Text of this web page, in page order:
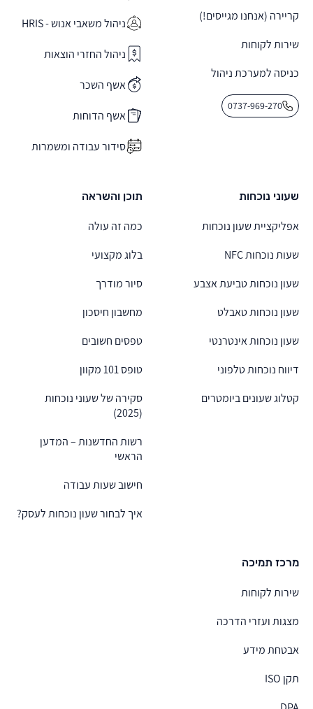
קריירה (אנחנו מגייסים!)
שירות לקוחות
כניסה למערכת ניהול
0737-969-270
ניהול משאבי אנוש - HRIS
ניהול החזרי הוצאות
אשף השכר
אשף הדוחות
סידור עבודה ומשמרות
שעוני נוכחות
אפליקציית שעון נוכחות
שעות נוכחות NFC
שעון נוכחות טביעת אצבע
שעון נוכחות טאבלט
שעון נוכחות אינטרנטי
דיווח נוכחות טלפוני
קטלוג שעונים ביומטרים
תוכן והשראה
כמה זה עולה
בלוג מקצועי
סיור מודרך
מחשבון חיסכון
טפסים חשובים
טופס 101 מקוון
סקירה של שעוני נוכחות
(2025)
רשות החדשנות – המדען
הראשי
חישוב שעות עבודה
איך לבחור שעון נוכחות לעסק?
מרכז תמיכה
שירות לקוחות
מצגות ועזרי הדרכה
אבטחת מידע
תקן ISO